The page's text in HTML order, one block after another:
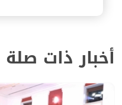
أخبار ذات صلة